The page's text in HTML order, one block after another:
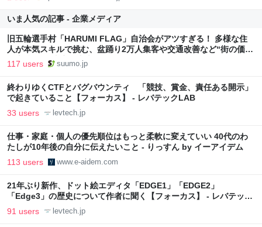
いま人気の記事 - 企業メディア
旧五輪選手村「HARUMI FLAG」自治会がアツすぎる！ 多様な住
人が本気スキルで挑む、盆踊り2万人集客や交通改善など“街の価値
向上”戦略 東京・中央区
117 users suumo.jp
終わりゆくCTFとバグバウンティ 「競技、賞金、責任ある開示」
で起きていること【フォーカス】 - レバテックLAB
33 users levtech.jp
仕事・家庭・個人の優先順位はもっと柔軟に変えていい 40代のわ
たしが10年後の自分に伝えたいこと - りっすん by イーアイデム
113 users www.e-aidem.com
21年ぶり新作、ドット絵エディタ「EDGE1」「EDGE2」
「Edge3」の歴史について作者に聞く【フォーカス】 - レバテック
LAB
91 users levtech.jp